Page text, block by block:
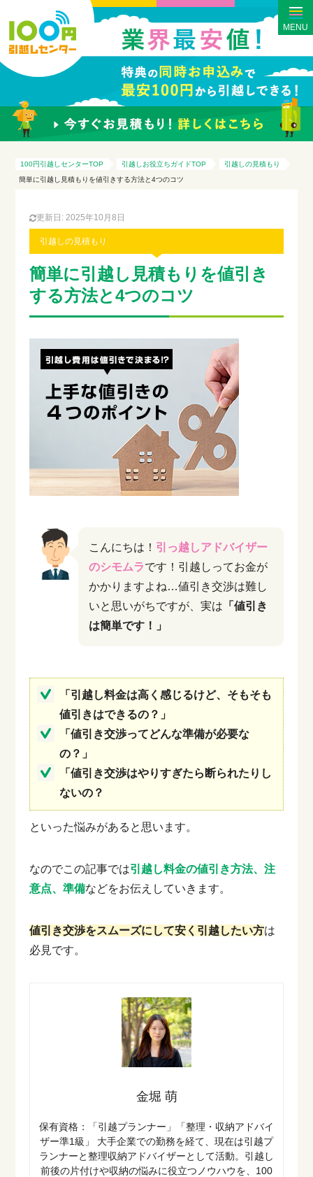
MENU
100円引越しセンターTOP 引越しお役立ちガイドTOP
引越しの見積もり
簡単に引越し見積もりを値引きする方法と4つのコツ
引越しの見積もり
更新日: 2025年10月8日
簡単に引越し見積もりを値引き
する方法と4つのコツ
こんにちは！ 引っ越しアドバイザー
のシモムラです！引越しってお金が
かかりますよね…値引き交渉は難し
いと思いがちですが、実は 「値引き
は簡単です！」
「引越し料金は高く感じるけど、そもそも
値引きはできるの？」
「値引き交渉ってどんな準備が必要な
の？」
「値引き交渉はやりすぎたら断られたりし
ないの？
といった悩みがあると思います。
なのでこの記事では引越し料金の値引き方法、注
意点、準備などをお伝えしていきます。
値引き交渉をスムーズにして安く引越したい方は
必見です。
金堀 萌
保有資格：「引越プランナー」「整理・収納アドバイ
ザー準1級」
大手企業での勤務を経て、現在は引越プ
ランナーと整理収納アドバイザーとして活動。引越し
前後の片付けや収納の悩みに役立つノウハウを、100